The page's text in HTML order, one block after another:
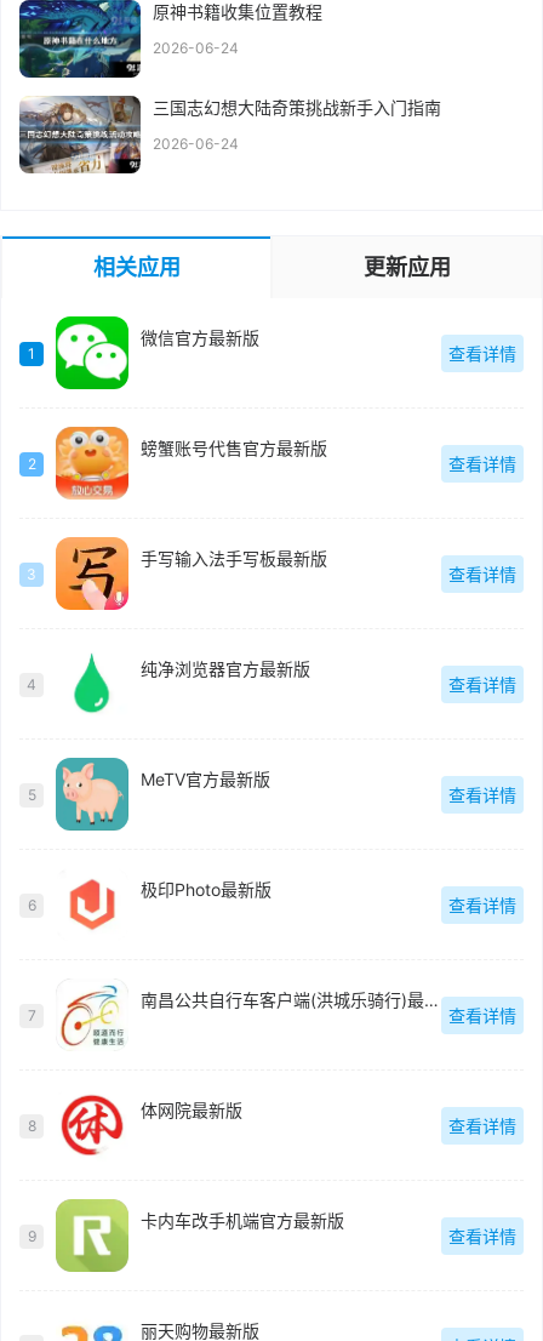
原神书籍收集位置教程
2026-06-24
三国志幻想大陆奇策挑战新手入门指南
2026-06-24
相关应用 更新应用
1
微信官方最新版
查看详情
2
螃蟹账号代售官方最新版
查看详情
3
手写输入法手写板最新版
查看详情
4
纯净浏览器官方最新版
查看详情
5
MeTV官方最新版
查看详情
6
极印Photo最新版
查看详情
7
南昌公共自行车客户端(洪城乐骑行)最新版
查看详情
8
体网院最新版
查看详情
9
卡内车改手机端官方最新版
查看详情
丽天购物最新版